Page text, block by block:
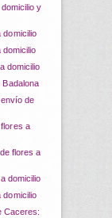
domicilio
domicilio
domicilio
Badalona
domicilio
domicilio